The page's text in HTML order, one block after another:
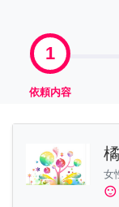
1
依頼内容
女
sentiment_satisfied